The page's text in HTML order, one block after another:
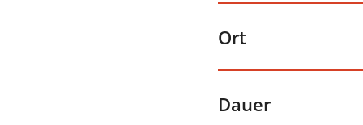
Ort
Dauer